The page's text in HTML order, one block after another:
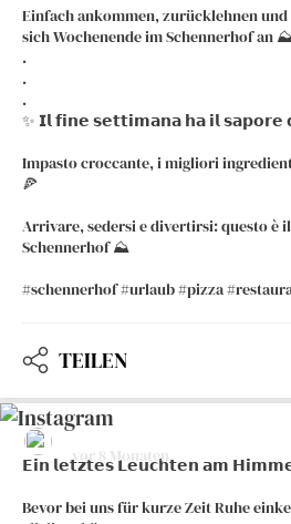
Einfach ankommen, zurücklehnen
sich Wochenende im Schennerhof an
.
.
.
✨ 𝗜𝗹 𝗳𝗶𝗻𝗲 𝘀𝗲𝘁𝘁𝗶𝗺𝗮𝗻𝗮 𝗵𝗮 𝗶𝗹 𝘀𝗮𝗽𝗼𝗿𝗲
Impasto croccante, i migliori
🍕
Arrivare, sedersi e divertirsi: questo è
Schennerhof ⛰️
#schennerhof #urlaub #pizza
TEILEN
hotelrestaurantschennerhof
vor 8 Monaten
𝗘𝗶𝗻 𝗹𝗲𝘁𝘇𝘁𝗲𝘀 𝗟𝗲𝘂𝗰𝗵𝘁𝗲𝗻 𝗮𝗺
Bevor bei uns für kurze Zeit Ruhe